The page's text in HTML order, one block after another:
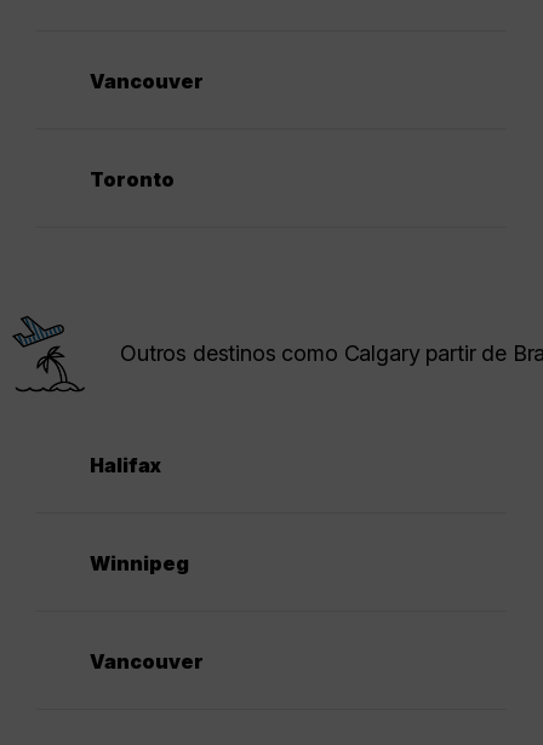
Vancouver
Toronto
Outros destinos como Calgary partir de
Halifax
Winnipeg
Vancouver